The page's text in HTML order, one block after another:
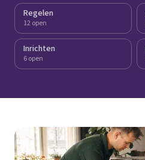
Regelen
12 open
Inrichten
6 open